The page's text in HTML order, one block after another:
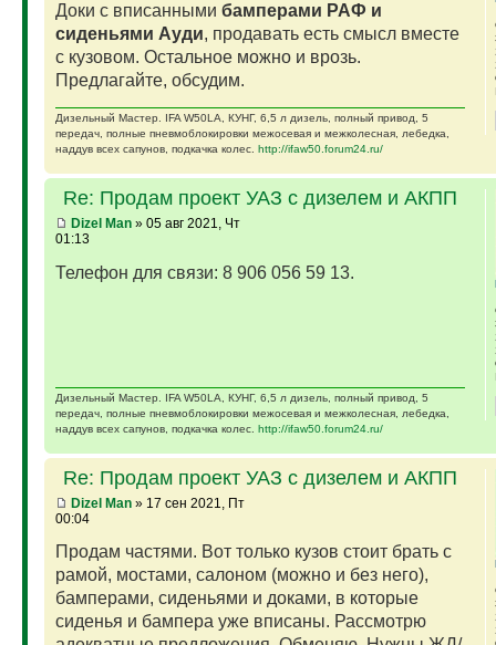
Доки с вписанными бамперами РАФ и
сиденьями Ауди, продавать есть смысл вместе
с кузовом. Остальное можно и врозь.
Предлагайте, обсудим.
Дизельный Мастер. IFA W50LA, КУНГ, 6,5 л дизель, полный привод, 5
передач, полные пневмоблокировки межосевая и межколесная, лебедка,
наддув всех сапунов, подкачка колес. http://ifaw50.forum24.ru/
Re: Продам проект УАЗ с дизелем и АКПП
Dizel Man» 05 авг 2021, Чт
01:13
Телефон для связи: 8 906 056 59 13.
Дизельный Мастер. IFA W50LA, КУНГ, 6,5 л дизель, полный привод, 5
передач, полные пневмоблокировки межосевая и межколесная, лебедка,
наддув всех сапунов, подкачка колес. http://ifaw50.forum24.ru/
Re: Продам проект УАЗ с дизелем и АКПП
Dizel Man» 17 сен 2021, Пт
00:04
Продам частями. Вот только кузов стоит брать с
рамой, мостами, салоном (можно и без него),
бамперами, сиденьями и доками, в которые
сиденья и бампера уже вписаны. Рассмотрю